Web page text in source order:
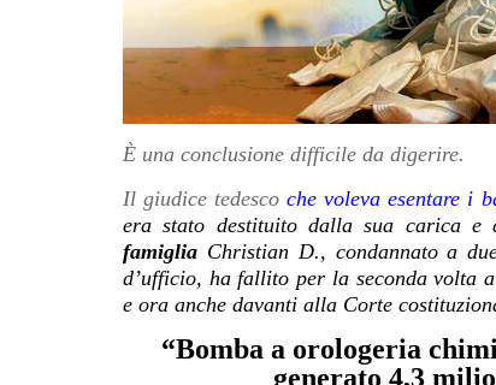
È una conclusione difficile da digerire.
Il giudice tedescoche voleva esentare i
era stato destituito dalla sua carica
famiglia Christian D., condannato a
d’ufficio, ha fallito per la seconda volta
e ora anche davanti alla Corte
“Bomba a orologeria
generato 4,3